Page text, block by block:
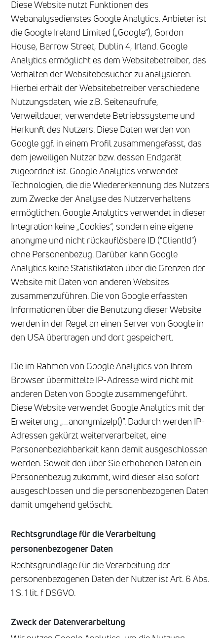
Diese Website nutzt Funktionen des
Webanalysedienstes Google Analytics. Anbieter ist
die Google Ireland Limited („Google“), Gordon
House, Barrow Street, Dublin 4, Irland. Google
Analytics ermöglicht es dem Websitebetreiber, das
Verhalten der Websitebesucher zu analysieren.
Hierbei erhält der Websitebetreiber verschiedene
Nutzungsdaten, wie z.B. Seitenaufrufe,
Verweildauer, verwendete Betriebssysteme und
Herkunft des Nutzers. Diese Daten werden von
Google ggf. in einem Profil zusammengefasst, das
dem jeweiligen Nutzer bzw. dessen Endgerät
zugeordnet ist. Google Analytics verwendet
Technologien, die die Wiedererkennung des Nutzers
zum Zwecke der Analyse des Nutzerverhaltens
ermöglichen. Google Analytics verwendet in dieser
Integration keine „Cookies“, sondern eine eigene
anonyme und nicht rückauflösbare ID ("ClientId")
ohne Personenbezug. Darüber kann Google
Analytics keine Statistikdaten über die Grenzen der
Website mit Daten von anderen Websites
zusammenzuführen. Die von Google erfassten
Informationen über die Benutzung dieser Website
werden in der Regel an einen Server von Google in
den USA übertragen und dort gespeichert.
Die im Rahmen von Google Analytics von Ihrem
Browser übermittelte IP-Adresse wird nicht mit
anderen Daten von Google zusammengeführt.
Diese Website verwendet Google Analytics mit der
Erweiterung „_anonymizeIp()“. Dadurch werden IP-
Adressen gekürzt weiterverarbeitet, eine
Personenbeziehbarkeit kann damit ausgeschlossen
werden. Soweit den über Sie erhobenen Daten ein
Personenbezug zukommt, wird dieser also sofort
ausgeschlossen und die personenbezogenen Daten
damit umgehend gelöscht.
Rechtsgrundlage für die Verarbeitung
personenbezogener Daten
Rechtsgrundlage für die Verarbeitung der
personenbezogenen Daten der Nutzer ist Art. 6 Abs.
1 S. 1 lit. f DSGVO.
Zweck der Datenverarbeitung